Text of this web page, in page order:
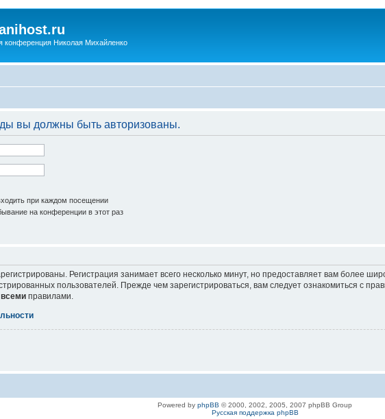
конференция Николая Михайленко
вы должны быть авторизованы.
при каждом посещении
на конференции в этот раз
Регистрация занимает всего несколько минут, но предоставляет вам более
пользователей. Прежде чем зарегистрироваться, вам следует ознакомиться с
всеми правилами.
Powered by phpBB © 2000, 2002, 2005, 2007 phpBB Group
Русская поддержка phpBB